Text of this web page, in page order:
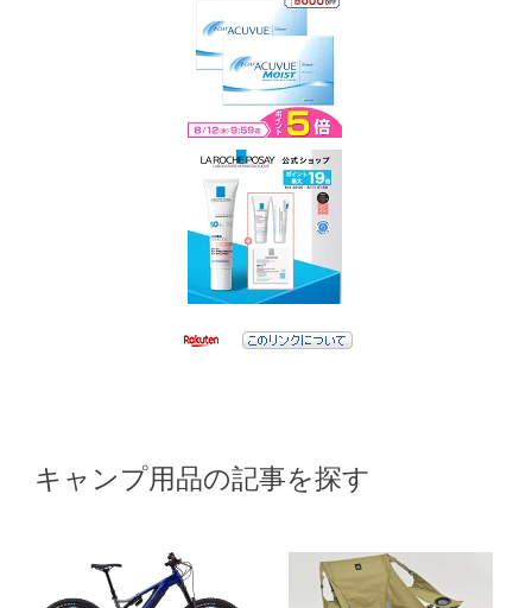
キャンプ用品の記事を探す